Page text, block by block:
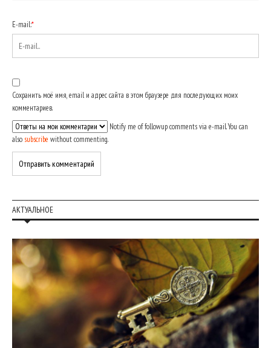
E-mail:*
Сохранить моё имя, email и адрес сайта в этом браузере для последующих моих
комментариев.
Notify me of followup comments via e-mail. You can
also subscribe without commenting.
АКТУАЛЬНОЕ